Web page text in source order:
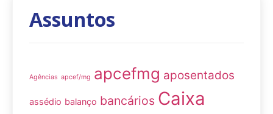
Assuntos
Agências apcef/mg apcefmg aposentados
assédio balanço bancários Caixa